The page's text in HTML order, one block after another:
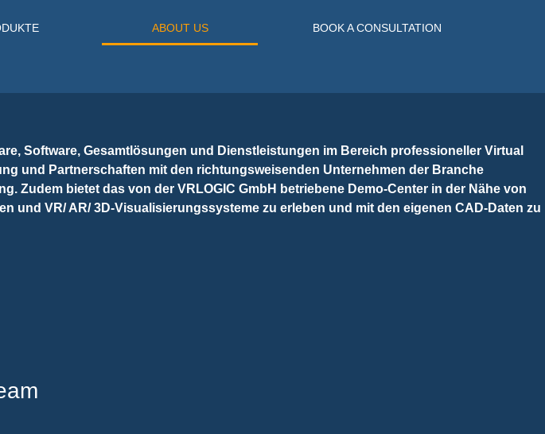
ABOUT US BOOK A CONSULTATION
Software, Gesamtlösungen und Dienstleistungen im Bereich professioneller Virtual
und Partnerschaften mit den richtungsweisenden Unternehmen der Branche
bietet das von der VRLOGIC GmbH betriebene Demo-Center in der Nähe von
und VR/ AR/ 3D-Visualisierungssysteme zu erleben und mit den eigenen CAD-Daten zu